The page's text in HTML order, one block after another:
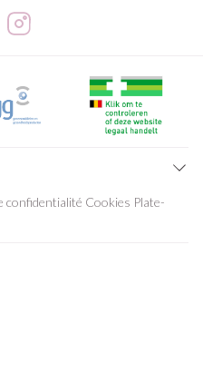
confidentialité Cookies Plate-